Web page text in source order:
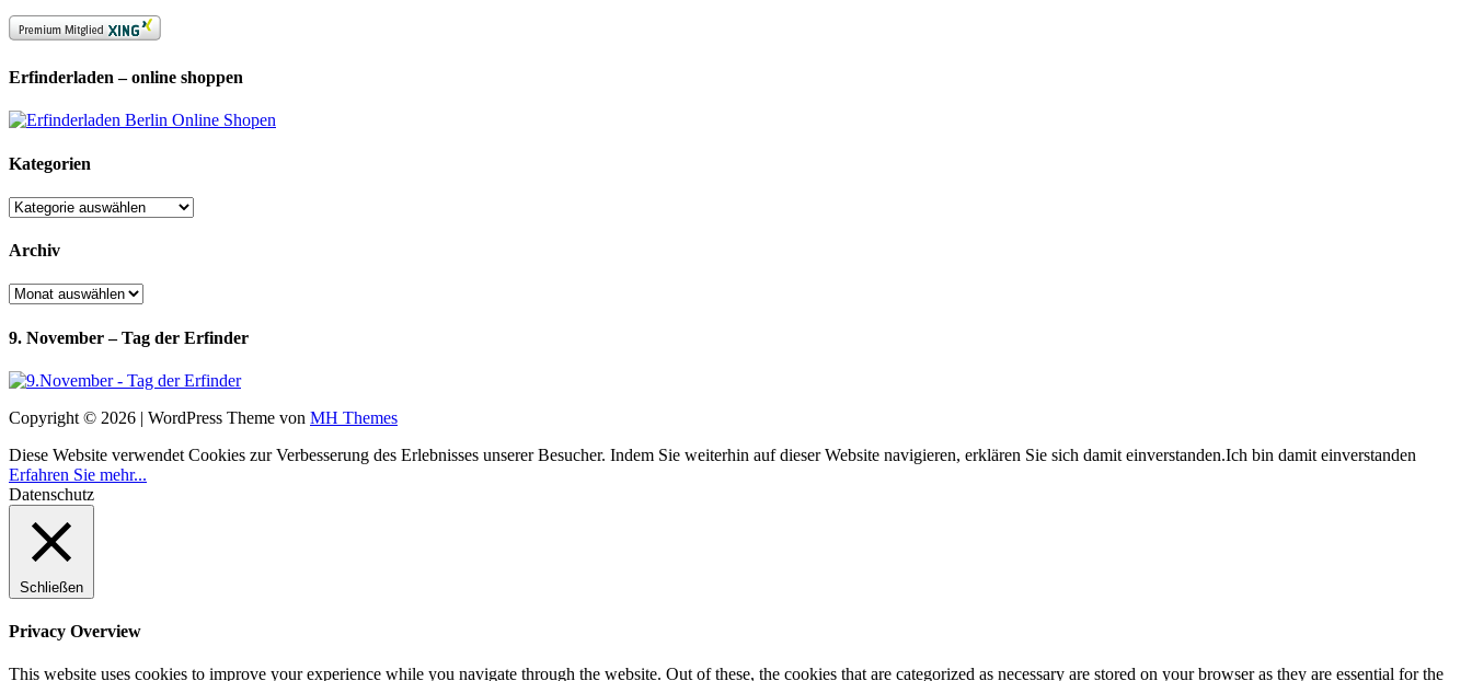
Erfinderladen – online shoppen
Kategorien
Kategorien
Archiv
Archiv
9. November – Tag der Erfinder
Copyright © 2026 | WordPress Theme von MH Themes
Diese Website verwendet Cookies zur Verbesserung des Erlebnisses unserer Besucher. Indem Sie weiterhin auf dieser Website navigieren, erklären Sie sich damit einverstanden.Ich bin damit einverstanden
Erfahren Sie mehr...
Datenschutz
Schließen
Privacy Overview
This website uses cookies to improve your experience while you navigate through the website. Out of these, the cookies that are categorized as necessary are stored on your browser as they are essential for the